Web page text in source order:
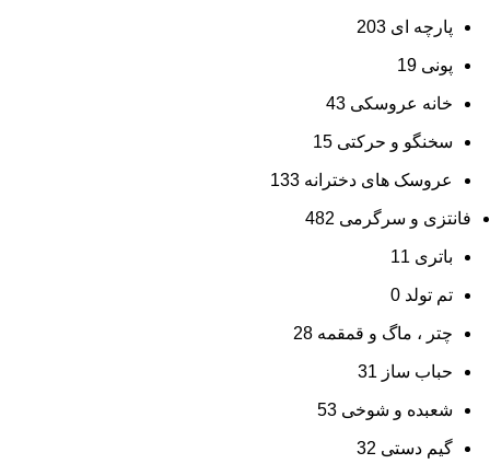
پارچه ای 203
پونی 19
خانه عروسکی 43
سخنگو و حرکتی 15
عروسک های دخترانه 133
فانتزی و سرگرمی 482
باتری 11
تم تولد 0
چتر ، ماگ و قمقمه 28
حباب ساز 31
شعبده و شوخی 53
گیم دستی 32